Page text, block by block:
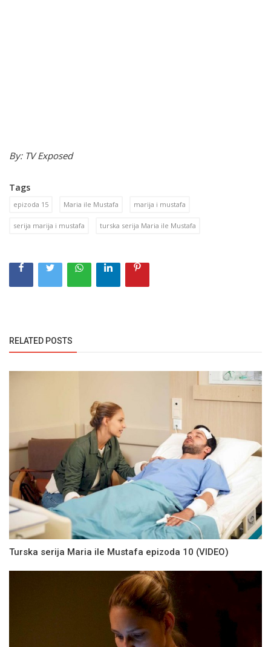
By: TV Exposed
Tags
epizoda 15 Maria ile Mustafa marija i mustafa
serija marija i mustafa turska serija Maria ile Mustafa
RELATED POSTS
Turska serija Maria ile Mustafa epizoda 10 (VIDEO)